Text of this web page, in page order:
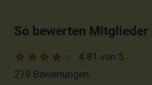
So bewerten Mitglieder
4.81 von 5
279 Bewertungen